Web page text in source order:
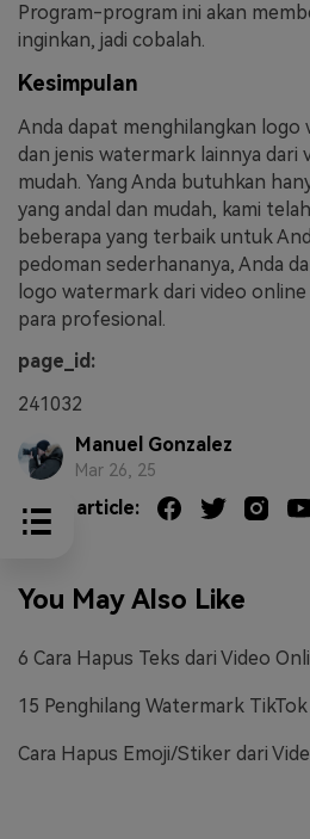
Program-program ini akan
inginkan, jadi cobalah.
Kesimpulan
Anda dapat menghilangkan
dan jenis watermark lainnya dari
mudah. Yang Anda butuhkan
yang andal dan mudah, kami
beberapa yang terbaik untuk
pedoman sederhananya, Anda
logo watermark dari video
para profesional.
page_id:
241032
Manuel Gonzalez
Mar 26, 25
Share article:
You May Also Like
6 Cara Hapus Teks dari Video
15 Penghilang Watermark
Cara Hapus Emoji/Stiker dari